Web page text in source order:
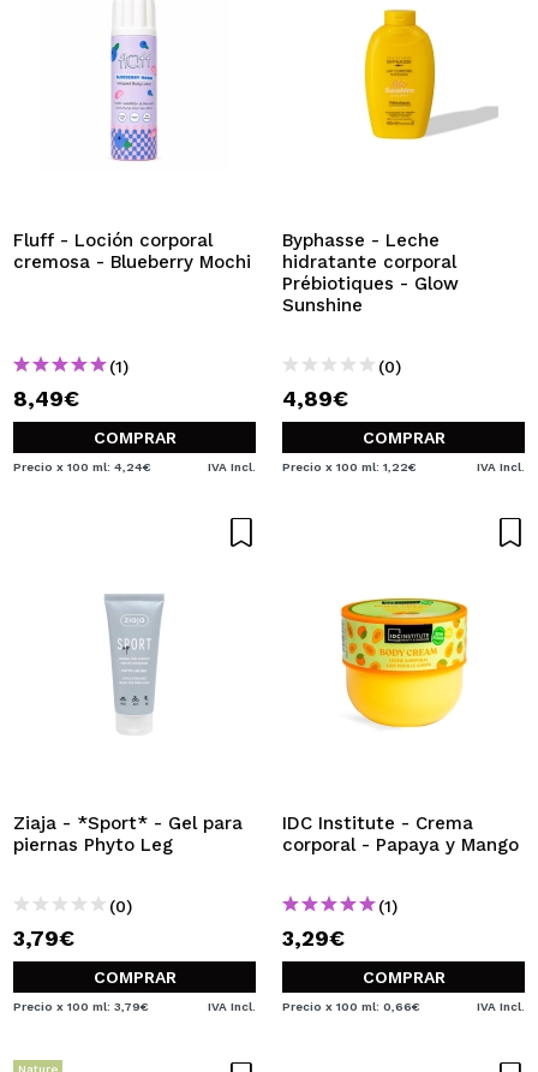
Fluff - Loción corporal
cremosa - Blueberry Mochi
(1)
8,49€
COMPRAR
Precio x 100 ml: 4,24€ IVA Incl.
Byphasse - Leche
hidratante corporal
Prébiotiques - Glow
Sunshine
(0)
4,89€
COMPRAR
Precio x 100 ml: 1,22€ IVA Incl.
Ziaja - *Sport* - Gel para
piernas Phyto Leg
(0)
3,79€
COMPRAR
Precio x 100 ml: 3,79€ IVA Incl.
IDC Institute - Crema
corporal - Papaya y Mango
(1)
3,29€
COMPRAR
Precio x 100 ml: 0,66€ IVA Incl.
Nature